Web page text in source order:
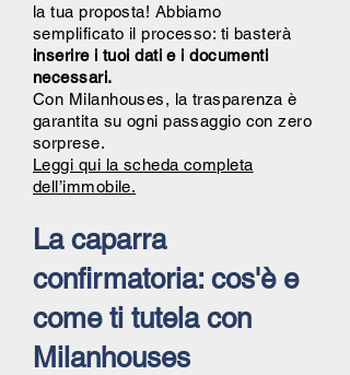
la tua proposta! Abbiamo
semplificato il processo: ti basterà
inserire i tuoi dati e i documenti
necessari.
Con Milanhouses, la trasparenza è
garantita su ogni passaggio con zero
sorprese.
Leggi qui la scheda completa
dell’immobile.
La caparra
confirmatoria: cos'è e
come ti tutela con
Milanhouses